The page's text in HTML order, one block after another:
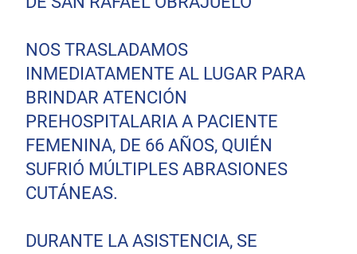
NOS TRASLADAMOS
INMEDIATAMENTE AL LUGAR PARA
BRINDAR ATENCIÓN
PREHOSPITALARIA A PACIENTE
FEMENINA, DE 66 AÑOS, QUIÉN
SUFRIÓ MÚLTIPLES ABRASIONES
CUTÁNEAS.
DURANTE LA ASISTENCIA, SE